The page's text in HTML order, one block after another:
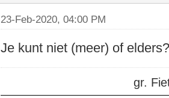
23-Feb-2020, 04:00 PM
Je kunt niet (meer) of
gr.